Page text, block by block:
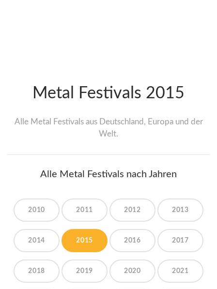
Metal Festivals 2015
Alle Metal Festivals aus Deutschland, Europa und der
Welt.
Alle Metal Festivals nach Jahren
2010 2011 2012 2013
2014 2015 2016 2017
2018 2019 2020 2021